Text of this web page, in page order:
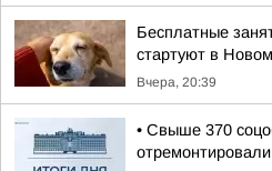
Бесплатные
стартуют в
Вчера, 20:39
• Свыше 370